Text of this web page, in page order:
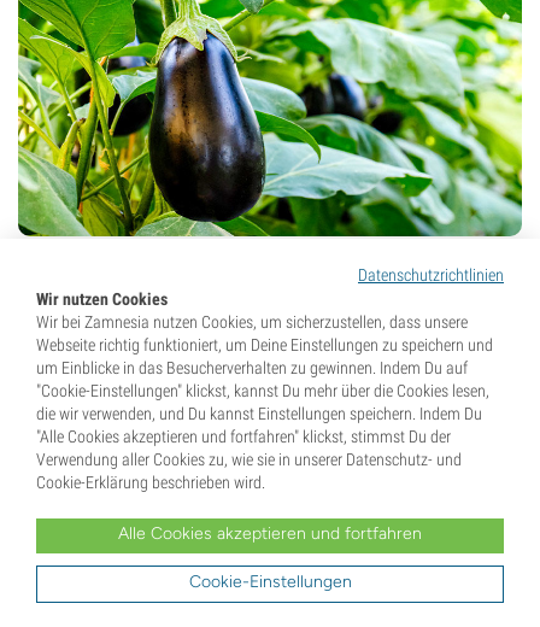
Wenn Du in einem warmen Klima lebst, hast Du die Wahl
zwischen vielen Auberginensorten, von tiefviolett über
hellviolett bis hin zu weiß. Als enge Verwandte von Tomaten
und Paprika liebenAuberginenes, die ganze Saison über in
Hitze zu baden.
Beginne im Januar mit dem Aussaat in Anzuchtplatten und
stelle sie in ein Gewächshaus in voller Sonne, sofern Dir
eines zur Verfügung steht. Eine nach Süden ausgerichtete
Fensterbank ist ein guter Notfallplan. Es kann bis zu 21
Tage dauern, bis die Samen keimen, aber ein beheiztes
Zimmergewächshaus kann diese Zeit auf nur sieben Tage
verkürzen.
Datenschutzrichtlinien
Wir nutzen Cookies
Wir bei Zamnesia nutzen Cookies, um sicherzustellen, dass unsere
Webseite richtig funktioniert, um Deine Einstellungen zu speichern und
um Einblicke in das Besucherverhalten zu gewinnen. Indem Du auf
"Cookie-Einstellungen" klickst, kannst Du mehr über die Cookies lesen,
die wir verwenden, und Du kannst Einstellungen speichern. Indem Du
"Alle Cookies akzeptieren und fortfahren" klickst, stimmst Du der
Verwendung aller Cookies zu, wie sie in unserer Datenschutz- und
Cookie-Erklärung beschrieben wird.
Alle Cookies akzeptieren und fortfahren
Cookie-Einstellungen